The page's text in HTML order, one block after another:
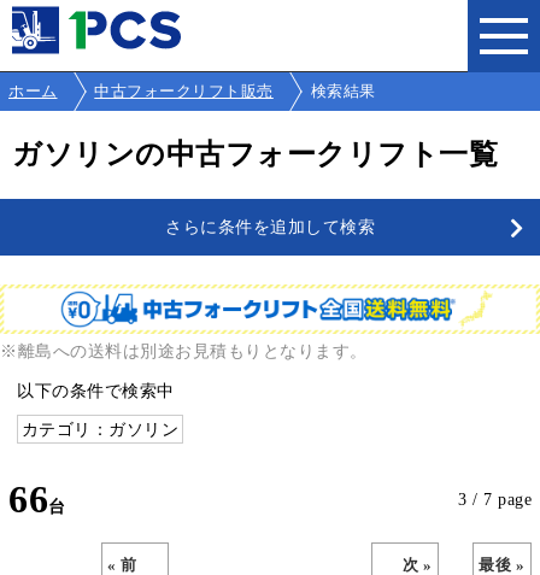
ホーム 中古フォークリフト販売 検索結果
ガソリンの中古フォークリフト一覧
さらに条件を追加して検索
※離島への送料は別途お見積もりとなります。
以下の条件で検索中
カテゴリ：ガソリン
66 3 / 7 page
« 前 次 » 最後 »